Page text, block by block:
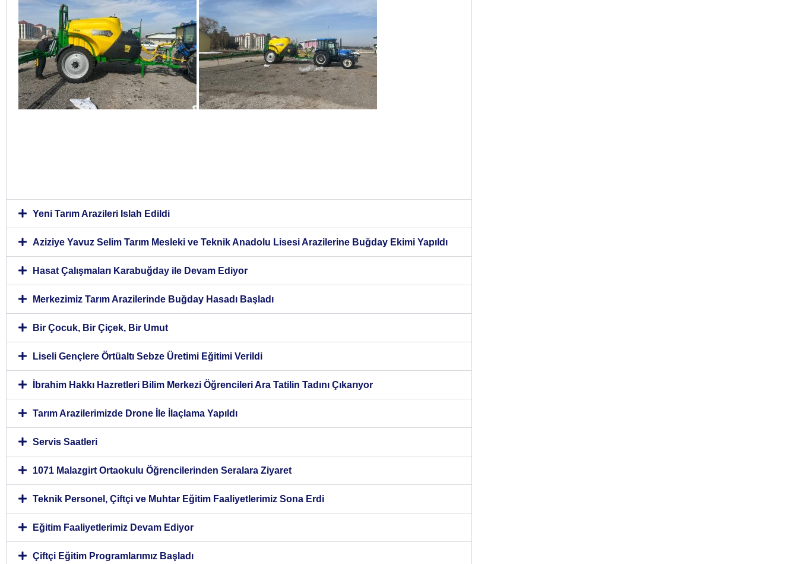
Yeni Tarım Arazileri Islah Edildi
Aziziye Yavuz Selim Tarım Mesleki ve Teknik Anadolu Lisesi Arazilerine Buğday Ekimi Yapıldı
Hasat Çalışmaları Karabuğday ile Devam Ediyor
Merkezimiz Tarım Arazilerinde Buğday Hasadı Başladı
Bir Çocuk, Bir Çiçek, Bir Umut
Liseli Gençlere Örtüaltı Sebze Üretimi Eğitimi Verildi
İbrahim Hakkı Hazretleri Bilim Merkezi Öğrencileri Ara Tatilin Tadını Çıkarıyor
Tarım Arazilerimizde Drone İle İlaçlama Yapıldı
Servis Saatleri
1071 Malazgirt Ortaokulu Öğrencilerinden Seralara Ziyaret
Teknik Personel, Çiftçi ve Muhtar Eğitim Faaliyetlerimiz Sona Erdi
Eğitim Faaliyetlerimiz Devam Ediyor
Çiftçi Eğitim Programlarımız Başladı